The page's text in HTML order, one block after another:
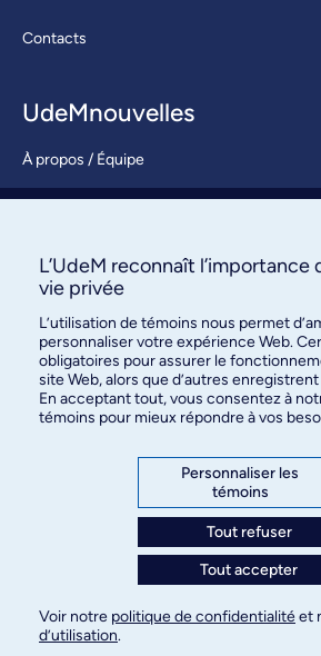
Contacts
UdeMnouvelles
À propos / Équipe
S’abonner
des relations publiques
3744, rue Jean-Brillant, bureau 490
Montréal (Québec) H3T 1P1
Paramètres des témoins
© Université de Montréal, 2026. Tous droits
L’UdeM reconnaît
vie privée
L’utilisation de témoins nous permet
personnaliser votre expérience Web.
obligatoires pour assurer le
site Web, alors que d’autres
En acceptant tout, vous consentez à
témoins pour mieux répondre à vos
Personnaliser les
témoins
Tout refuser
Tout accepter
Voir notre politique de confidentialitéet
d’utilisation.